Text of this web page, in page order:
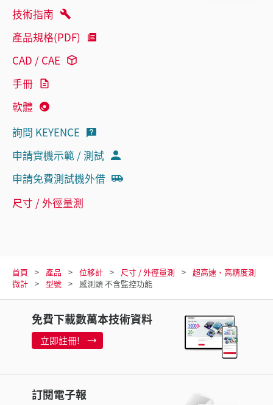
技術指南
產品規格(PDF)
CAD / CAE
手冊
軟體
詢問 KEYENCE
申請實機示範 / 測試
申請免費測試機外借
尺寸 / 外徑量測
首頁 產品 位移計 尺寸 / 外徑量測
超高速、高精度測
微計
型號 感測頭 不含監控功能
免費下載數萬本技術資料
立即註冊!
訂閱電子報